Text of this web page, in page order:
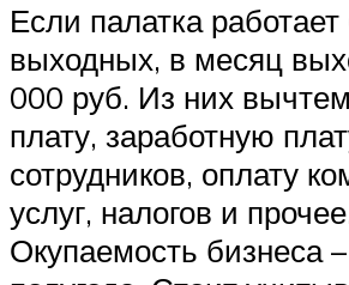
Если палатка работает
выходных, в месяц
000 руб. Из них
плату, заработную
сотрудников, оплату
услуг, налогов и
Окупаемость бизнеса